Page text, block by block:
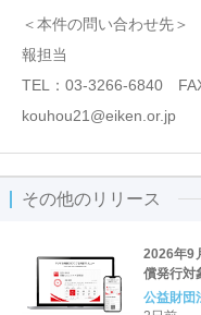
＜本件の問い合わせ先
報担当
TEL：03-3266-6840
kouhou21@eiken.or.jp
その他のリリース
2026年9
償発行対
公益財団